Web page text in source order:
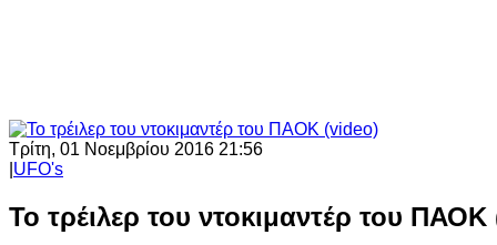
Τρίτη, 01 Νοεμβρίου 2016 21:56
UFO's
Το τρέιλερ του ντοκιμαντέρ του